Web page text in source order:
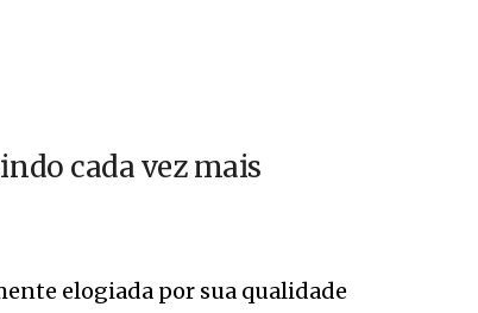
cada vez mais
elogiada por sua qualidade